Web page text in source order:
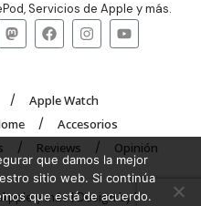
Servicios de Apple y más.
Apple Watch
Accesorios
Reviews Opinión
y más | Design byUNXON
que damos la mejor
sitio web. Si continúa
que está de acuerdo.